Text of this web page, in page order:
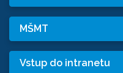
MŠMT
Vstup do intranetu